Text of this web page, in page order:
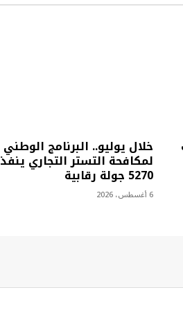
خلال يوليو.. البرنامج الوطني
لمكافحة التستر التجاري ينفذ
5270 جولة رقابية
6 أغسطس، 2026